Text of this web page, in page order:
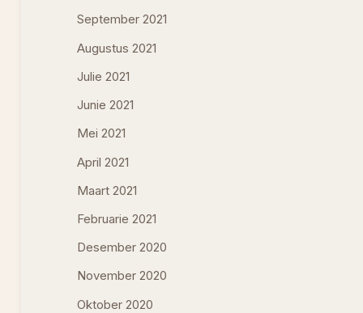
September 2021
Augustus 2021
Julie 2021
Junie 2021
Mei 2021
April 2021
Maart 2021
Februarie 2021
Desember 2020
November 2020
Oktober 2020